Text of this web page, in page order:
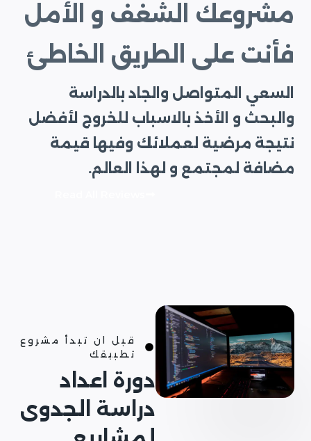
مشروعك الشغف و الأمل
فأنت على الطريق الخاطئ
السعي المتواصل والجاد بالدراسة
والبحث و الأخذ بالاسباب للخروج لأفضل
نتيجة مرضية لعملائك وفيها قيمة
مضافة لمجتمع و لهذا العالم.
قبل ان تبدأ مشروع
تطبيقك
دورة اعداد
دراسة الجدوى